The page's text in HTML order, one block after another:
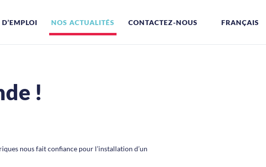
NOS ACTUALITÉS CONTACTEZ-NOUS FRANÇAIS
!
nous fait confiance pour l’installation d’un